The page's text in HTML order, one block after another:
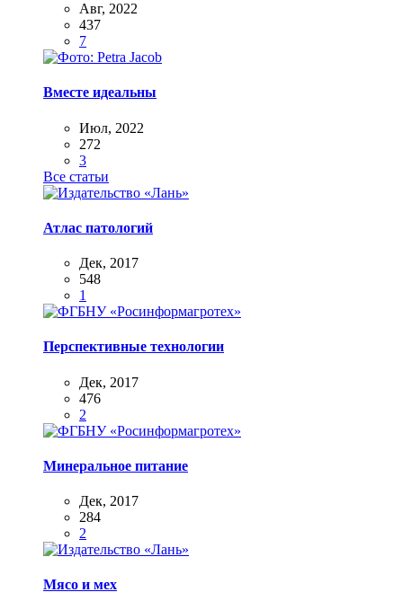
Авг, 2022
437
7
Вместе идеальны
Июл, 2022
272
3
Все статьи
Атлас патологий
Дек, 2017
548
1
Перспективные технологии
Дек, 2017
476
2
Минеральное питание
Дек, 2017
284
2
Мясо и мех